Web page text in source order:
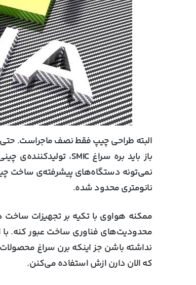
البته طراحی چیپ فقط نصف ماجراست. حتی
نانومتری محدود شده.
محدودیت‌های فناوری ساخت عبور کنه. با
نداشته باشن جز اینکه برن سراغ
که الان دارن ازش استفاده می‌کنن.